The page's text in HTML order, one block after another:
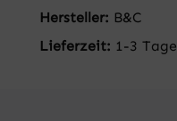
Hersteller: B&C
Lieferzeit: 1-3 Tage